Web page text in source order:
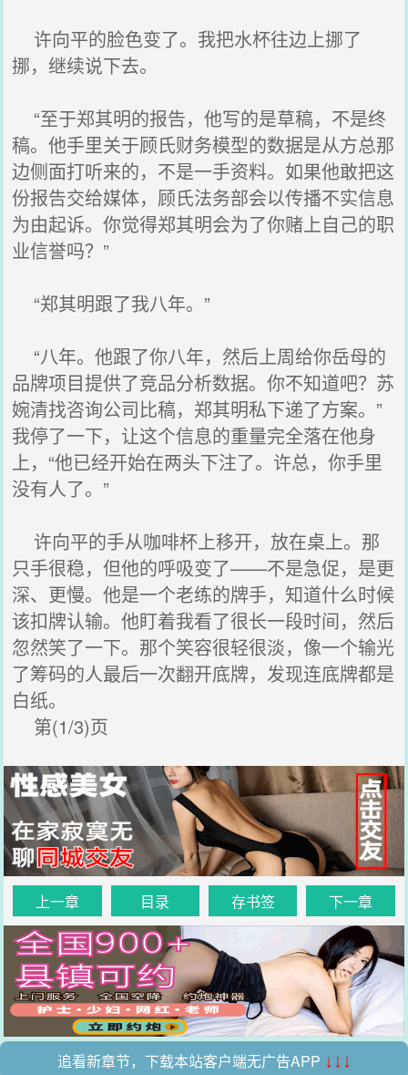
许向平的脸色变了。我把水杯往边上挪了
挪，继续说下去。
“至于郑其明的报告，他写的是草稿，不是终
稿。他手里关于顾氏财务模型的数据是从方总那
边侧面打听来的，不是一手资料。如果他敢把这
份报告交给媒体，顾氏法务部会以传播不实信息
为由起诉。你觉得郑其明会为了你赌上自己的职
业信誉吗？”
“郑其明跟了我八年。”
“八年。他跟了你八年，然后上周给你岳母的
品牌项目提供了竞品分析数据。你不知道吧？苏
婉清找咨询公司比稿，郑其明私下递了方案。”
我停了一下，让这个信息的重量完全落在他身
上，“他已经开始在两头下注了。许总，你手里
没有人了。”
许向平的手从咖啡杯上移开，放在桌上。那
只手很稳，但他的呼吸变了——不是急促，是更
深、更慢。他是一个老练的牌手，知道什么时候
该扣牌认输。他盯着我看了很长一段时间，然后
忽然笑了一下。那个笑容很轻很淡，像一个输光
了筹码的人最后一次翻开底牌，发现连底牌都是
白纸。
第(1/3)页
上一章 目录 存书签 下一章
追看新章节，下载本站客户端无广告APP ↓↓↓